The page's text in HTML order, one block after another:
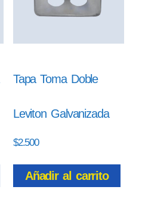
Tapa Toma Doble
Leviton Galvanizada
$2.500
Añadir al carrito